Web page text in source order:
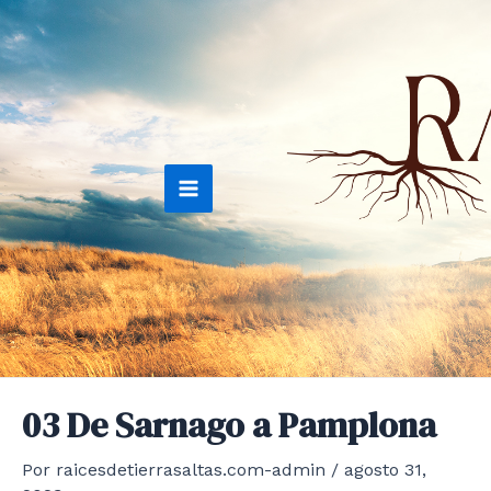
Ir
al
contenido
Main
Menu
03 De Sarnago a Pamplona
Por raicesdetierrasaltas.com-admin / agosto 31,